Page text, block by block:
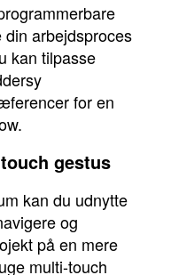
arbejdsproces
kan tilpasse
for en
gestus
kan du udnytte
og
på en mere
multi-touch